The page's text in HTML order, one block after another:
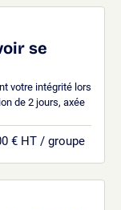
se
votre intégrité lors
de 2 jours, axée
€ HT / groupe